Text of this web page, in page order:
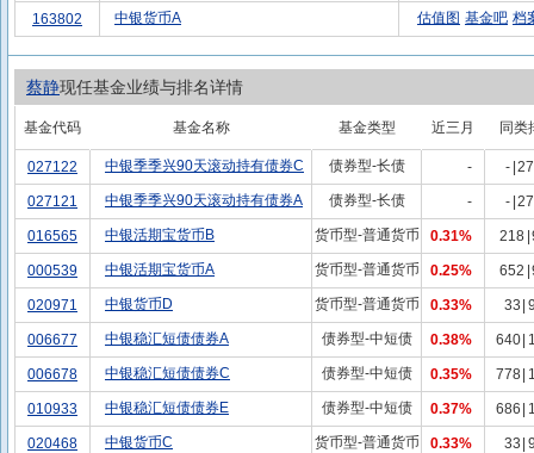
163802 中银货币A 估值图 基金吧 档
蔡静现任基金业绩与排名详情
基金代码 基金名称 基金类型 近三月 同类
027122 中银季季兴90天滚动持有债券C 债券型-长债 - -
027121 中银季季兴90天滚动持有债券A 债券型-长债 - -
016565 中银活期宝货币B 货币型-普通货币 0.31% 218
000539 中银活期宝货币A 货币型-普通货币 0.25% 652
020971 中银货币D 货币型-普通货币 0.33% 33
006677 中银稳汇短债债券A 债券型-中短债 0.38% 640
006678 中银稳汇短债债券C 债券型-中短债 0.35% 778
010933 中银稳汇短债债券E 债券型-中短债 0.37% 686
020468 中银货币C 货币型-普通货币 0.33% 33